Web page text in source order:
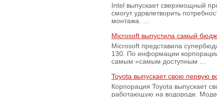
Intel выпускает сверхмощный
смогут удовлетворить
монтажа. …
Microsoft выпустила самый
Microsoft представила
130. По информации
самым «самым доступным …
Toyota выпускает свою первую
Корпорация Toyota выпускает
работающую на водороде.